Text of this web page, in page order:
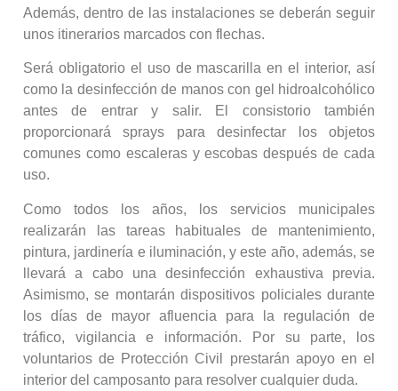
Además, dentro de las instalaciones se deberán seguir
unos itinerarios marcados con flechas.
Será obligatorio el uso de mascarilla en el interior, así
como la desinfección de manos con gel hidroalcohólico
antes de entrar y salir. El consistorio también
proporcionará sprays para desinfectar los objetos
comunes como escaleras y escobas después de cada
uso.
Como todos los años, los servicios municipales
realizarán las tareas habituales de mantenimiento,
pintura, jardinería e iluminación, y este año, además, se
llevará a cabo una desinfección exhaustiva previa.
Asimismo, se montarán dispositivos policiales durante
los días de mayor afluencia para la regulación de
tráfico, vigilancia e información. Por su parte, los
voluntarios de Protección Civil prestarán apoyo en el
interior del camposanto para resolver cualquier duda.